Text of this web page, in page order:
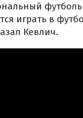
играть в
Кевлич.